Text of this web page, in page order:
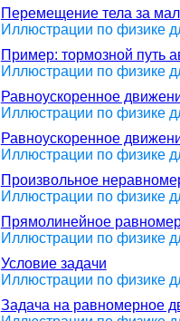
Перемещение тела за
Иллюстрации по физике
Пример: тормозной путь
Иллюстрации по физике
Равноускоренное
Иллюстрации по физике
Равноускоренное
Иллюстрации по физике
Произвольное
Иллюстрации по физике
Прямолинейное
Иллюстрации по физике
Условие задачи
Иллюстрации по физике
Задача на равномерное